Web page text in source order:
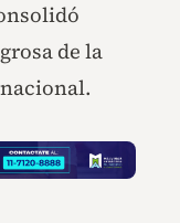
de la